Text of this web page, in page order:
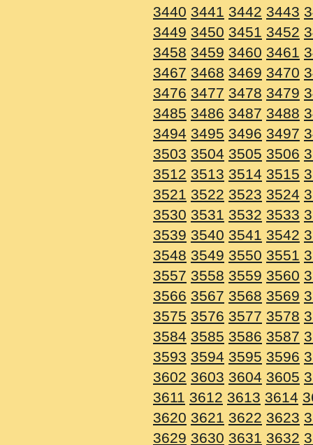
3440 3441 3442 3443
3449 3450 3451 3452
3458 3459 3460 3461
3467 3468 3469 3470
3476 3477 3478 3479
3485 3486 3487 3488
3494 3495 3496 3497
3503 3504 3505 3506
3512 3513 3514 3515
3521 3522 3523 3524
3530 3531 3532 3533
3539 3540 3541 3542
3548 3549 3550 3551
3557 3558 3559 3560
3566 3567 3568 3569
3575 3576 3577 3578
3584 3585 3586 3587
3593 3594 3595 3596
3602 3603 3604 3605
3611 3612 3613 3614
3620 3621 3622 3623
3629 3630 3631 3632